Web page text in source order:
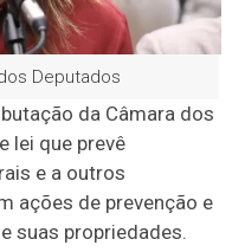
Deputados
da Câmara dos
lei que prevê
e a outros
ações de prevenção e
suas propriedades.